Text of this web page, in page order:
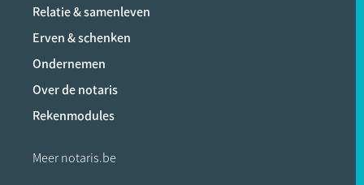
Relatie & samenleven
Erven & schenken
Ondernemen
Over de notaris
Rekenmodules
Meer notaris.be